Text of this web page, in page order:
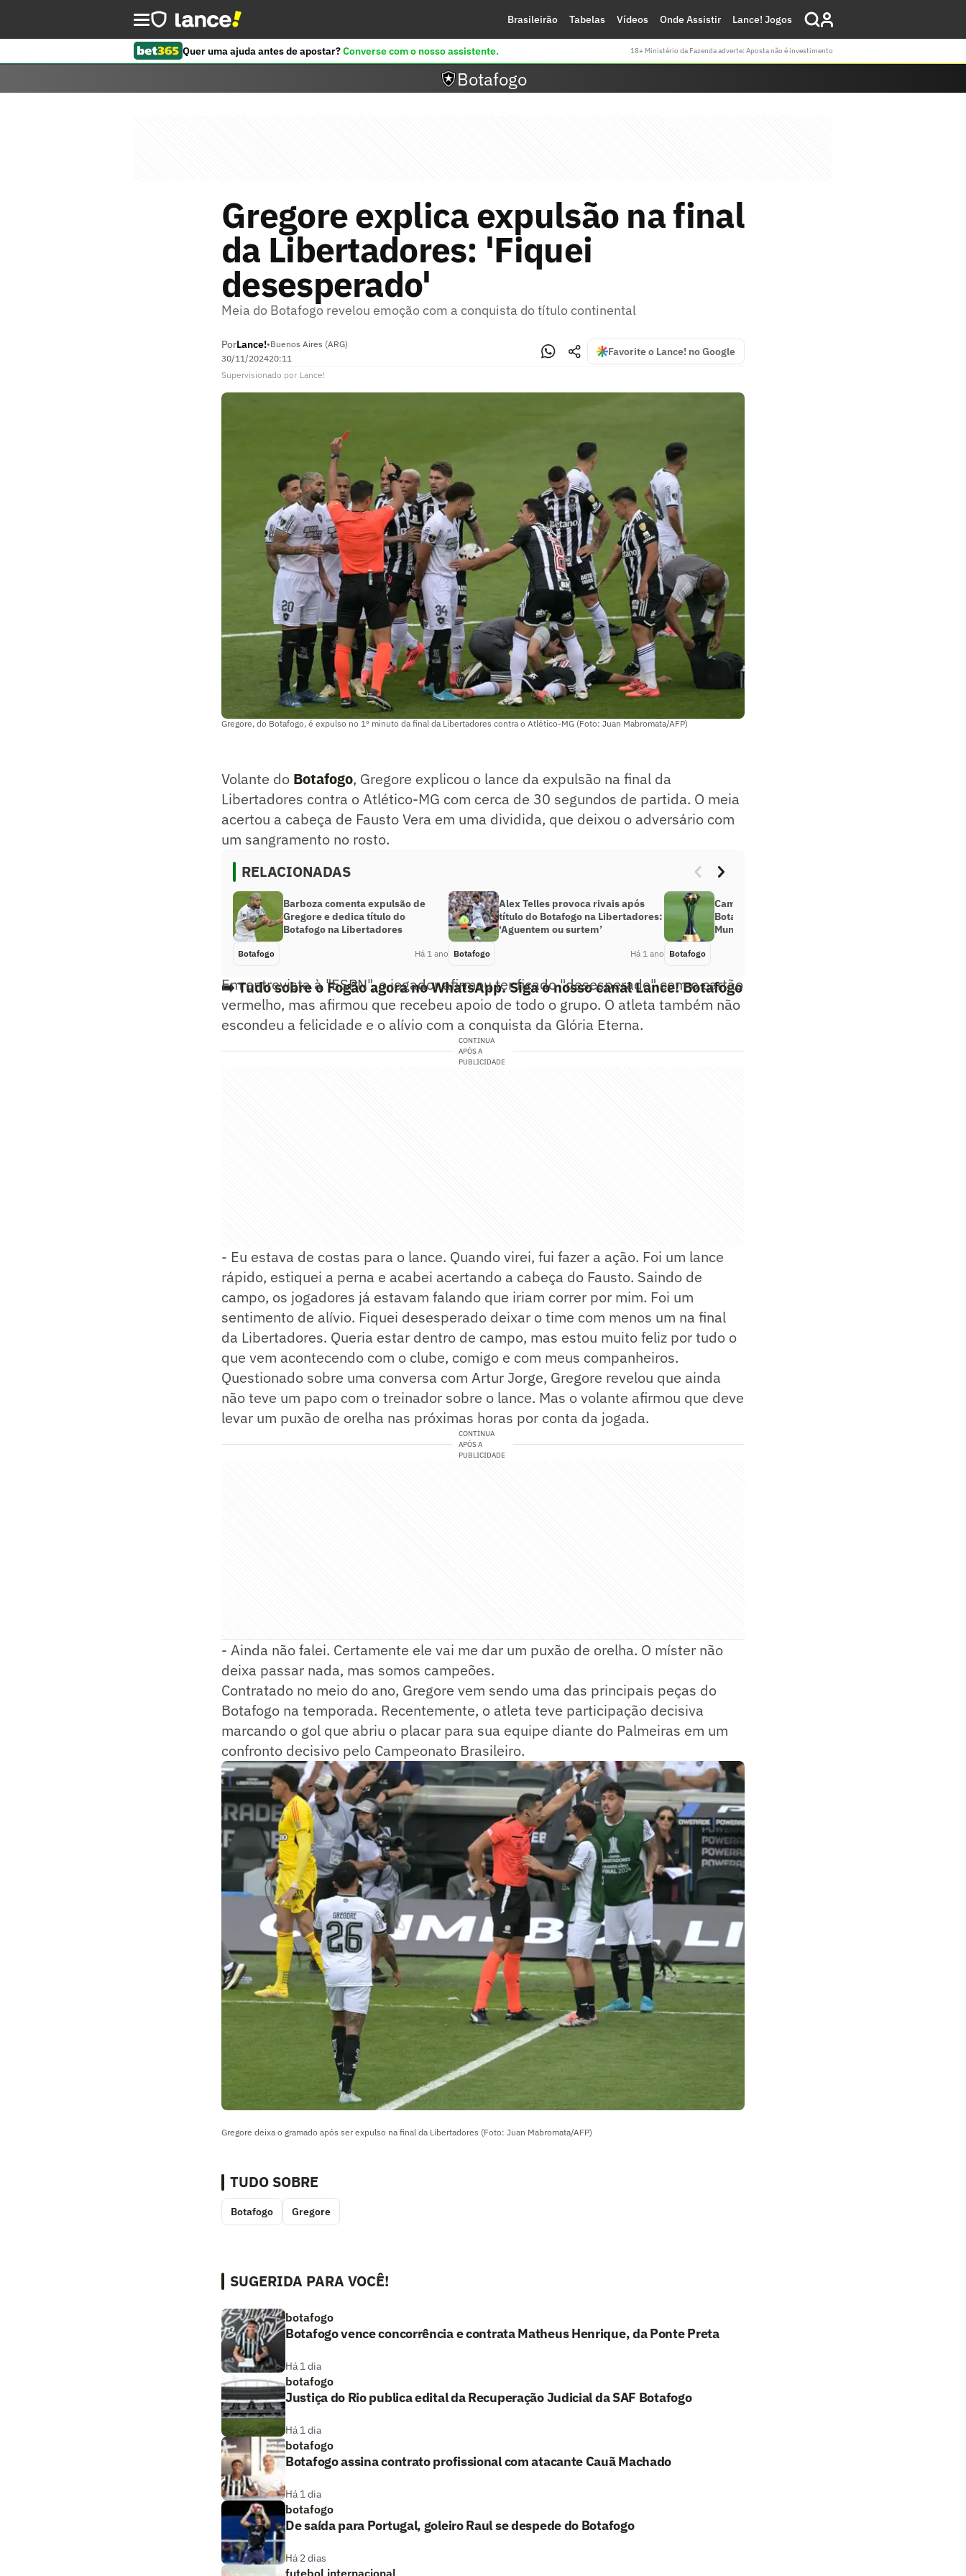
Brasileirão Tabelas Vídeos Onde Assistir Lance! Jogos
Quer uma ajuda antes de apostar?Converse com o nosso assistente. 18+ Ministério da Fazenda adverte: Aposta não é investimento
Botafogo
Gregore explica expulsão na final
da Libertadores: 'Fiquei
desesperado'
Meia do Botafogo revelou emoção com a conquista do título continental
PorLance!•Buenos Aires (ARG)
30/11/202420:11
Favorite o Lance! no Google
Supervisionado por Lance!
Gregore, do Botafogo, é expulso no 1º minuto da final da Libertadores contra o Atlético-MG (Foto: Juan Mabromata/AFP)
Volante do Botafogo, Gregore explicou o lance da expulsão na final da
Libertadores contra o Atlético-MG com cerca de 30 segundos de partida. O meia
acertou a cabeça de Fausto Vera em uma dividida, que deixou o adversário com
um sangramento no rosto.
RELACIONADAS
Barboza comenta expulsão de
Gregore e dedica título do
Botafogo na Libertadores
Botafogo Há 1 ano
Alex Telles provoca rivais após
título do Botafogo na Libertadores:
‘Aguentem ou surtem’
Botafogo Há 1 ano
Campeão da Libertadores,
Botafogo garante última vaga do
Mundial de Clubes 2025
Botafogo
➡️ Tudo sobre o Fogão agora no WhatsApp. Siga o nosso canal Lance! Botafogo
Em entrevista à "ESPN", o jogador afirmou ter ficado "desesperado" com o cartão
vermelho, mas afirmou que recebeu apoio de todo o grupo. O atleta também não
escondeu a felicidade e o alívio com a conquista da Glória Eterna.
CONTINUA
APÓS A
PUBLICIDADE
- Eu estava de costas para o lance. Quando virei, fui fazer a ação. Foi um lance
rápido, estiquei a perna e acabei acertando a cabeça do Fausto. Saindo de
campo, os jogadores já estavam falando que iriam correr por mim. Foi um
sentimento de alívio. Fiquei desesperado deixar o time com menos um na final
da Libertadores. Queria estar dentro de campo, mas estou muito feliz por tudo o
que vem acontecendo com o clube, comigo e com meus companheiros.
Questionado sobre uma conversa com Artur Jorge, Gregore revelou que ainda
não teve um papo com o treinador sobre o lance. Mas o volante afirmou que deve
levar um puxão de orelha nas próximas horas por conta da jogada.
CONTINUA
APÓS A
PUBLICIDADE
- Ainda não falei. Certamente ele vai me dar um puxão de orelha. O míster não
deixa passar nada, mas somos campeões.
Contratado no meio do ano, Gregore vem sendo uma das principais peças do
Botafogo na temporada. Recentemente, o atleta teve participação decisiva
marcando o gol que abriu o placar para sua equipe diante do Palmeiras em um
confronto decisivo pelo Campeonato Brasileiro.
Gregore deixa o gramado após ser expulso na final da Libertadores (Foto: Juan Mabromata/AFP)
TUDO SOBRE
Botafogo Gregore
SUGERIDA PARA VOCÊ!
botafogo
Botafogo vence concorrência e contrata Matheus Henrique, da Ponte Preta
Há 1 dia
botafogo
Justiça do Rio publica edital da Recuperação Judicial da SAF Botafogo
Há 1 dia
botafogo
Botafogo assina contrato profissional com atacante Cauã Machado
Há 1 dia
botafogo
De saída para Portugal, goleiro Raul se despede do Botafogo
Há 2 dias
futebol internacional